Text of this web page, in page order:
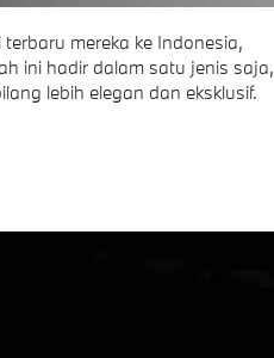
mereka ke Indonesia,
ini hadir dalam satu jenis saja,
lebih elegan dan eksklusif.